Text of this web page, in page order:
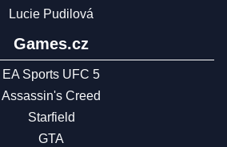
Lucie Pudilová
Games.cz
EA Sports UFC 5
Assassin's Creed
Starfield
GTA